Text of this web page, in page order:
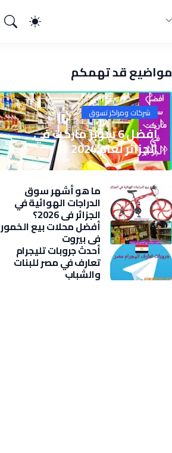
مواضيع قد تهمكم
شركات ومراكز تسوق
أفضل 6 سوبر ماركت في
الجزائر لعام 2024
ما هو أشهر سوق
الدراجات الهوائية في
الجزائر في 2026؟
أفضل محلات بيع الخمور
في بيروت
أحدث جروبات تليجرام
تعارف في مصر للبنات
والشباب